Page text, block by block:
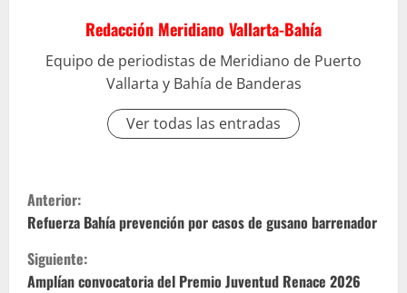
Redacción Meridiano Vallarta-Bahía
Equipo de periodistas de Meridiano de Puerto
Vallarta y Bahía de Banderas
Ver todas las entradas
S
i
g
Anterior:
Refuerza Bahía prevención por casos de gusano barrenador
Siguiente:
Amplían convocatoria del Premio Juventud Renace 2026